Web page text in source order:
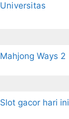
Universitas
Mahjong Ways 2
Slot gacor hari ini